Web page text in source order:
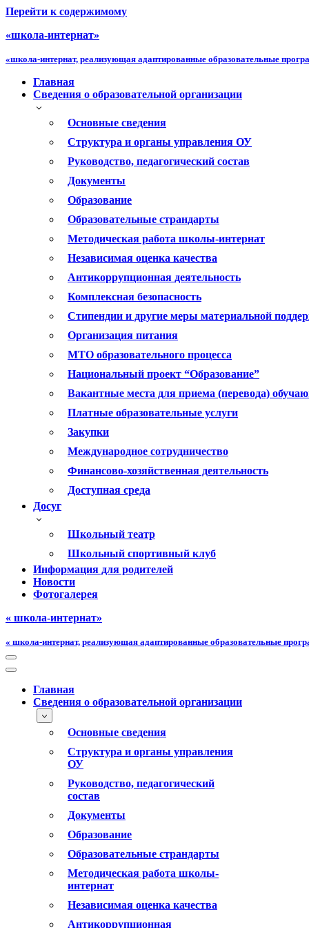
Перейти к содержимому
«школа-интернат»
«школа-интернат, реализующая адаптированные образовательные
Главная
Сведения о образовательной организации
Основные сведения
Структура и органы управления ОУ
Руководство, педагогический состав
Документы
Образование
Образовательные страндарты
Методическая работа школы-интернат
Независимая оценка качества
Антикоррупционная деятельность
Комплексная безопасность
Стипендии и другие меры материальной
Организация питания
МТО образовательного процесса
Национальный проект “Образование”
Вакантные места для приема (перевода)
Платные образовательные услуги
Закупки
Международное сотрудничество
Финансово-хозяйственная деятельность
Доступная среда
Досуг
Школьный театр
Школьный спортивный клуб
Информация для родителей
Новости
Фотогалерея
« школа-интернат»
« школа-интернат, реализующая адаптированные образовательные
Меню
навигации
Меню
навигацииГлавная
Сведения о образовательной организации
Основные сведения
Структура и органы управления
ОУ
Руководство, педагогический
состав
Документы
Образование
Образовательные страндарты
Методическая работа школы-
интернат
Независимая оценка качества
Антикоррупционная